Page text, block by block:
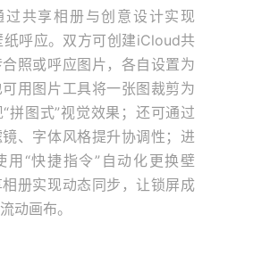
过共享相册与创意设计实现
纸呼应。双方可创建iCloud共
照或呼应图片，各自设置为
用图片工具将一张图裁剪为
拼图式”视觉效果；还可通过
、字体风格提升协调性；进
用“快捷指令”自动化更换壁
册实现动态同步，让锁屏成
动画布。